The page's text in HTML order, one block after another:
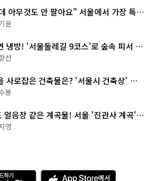
아무것도 안 팔아요" 서울에서 가장 특별
체
윤
냉방! '서울둘레길 9코스'로 숲속 피서 떠
선
사로잡은 건축물은? '서울시 건축상' 수
봉
얼음장 같은 계곡물! 서울 '진관사 계곡'이
영
A